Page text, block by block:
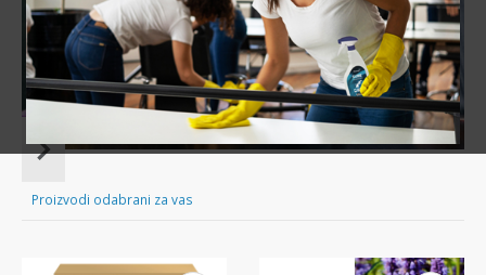
Sve za čišćenje tvog doma nadohvat ruke!
Item
ofProizvodi odabrani za vas